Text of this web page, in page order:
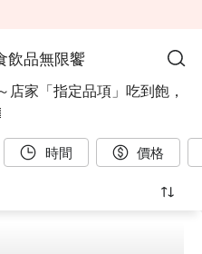
飲品無限饗
家「指定品項」吃到飽，
時間 價格